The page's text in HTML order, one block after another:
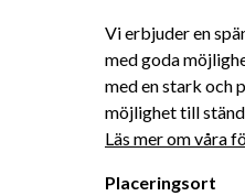
Vi erbjuder en
med goda
med en stark och
Läs mer om våra
Placeringsort